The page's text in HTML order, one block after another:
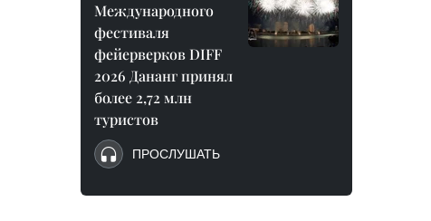
Международного
фестиваля
фейерверков DIFF
2026 Дананг принял
более 2,72 млн
туристов
ПРОСЛУШАТЬ